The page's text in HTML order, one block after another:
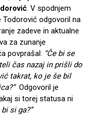
. V spodnjem
Todorović odgovoril na
zadeve in aktualne
za zunanje
povprašal: “Če bi se
čas nazaj in prišli do
takrat, ko je še bil
Odgovoril je
si torej statusa ni
si ga?”